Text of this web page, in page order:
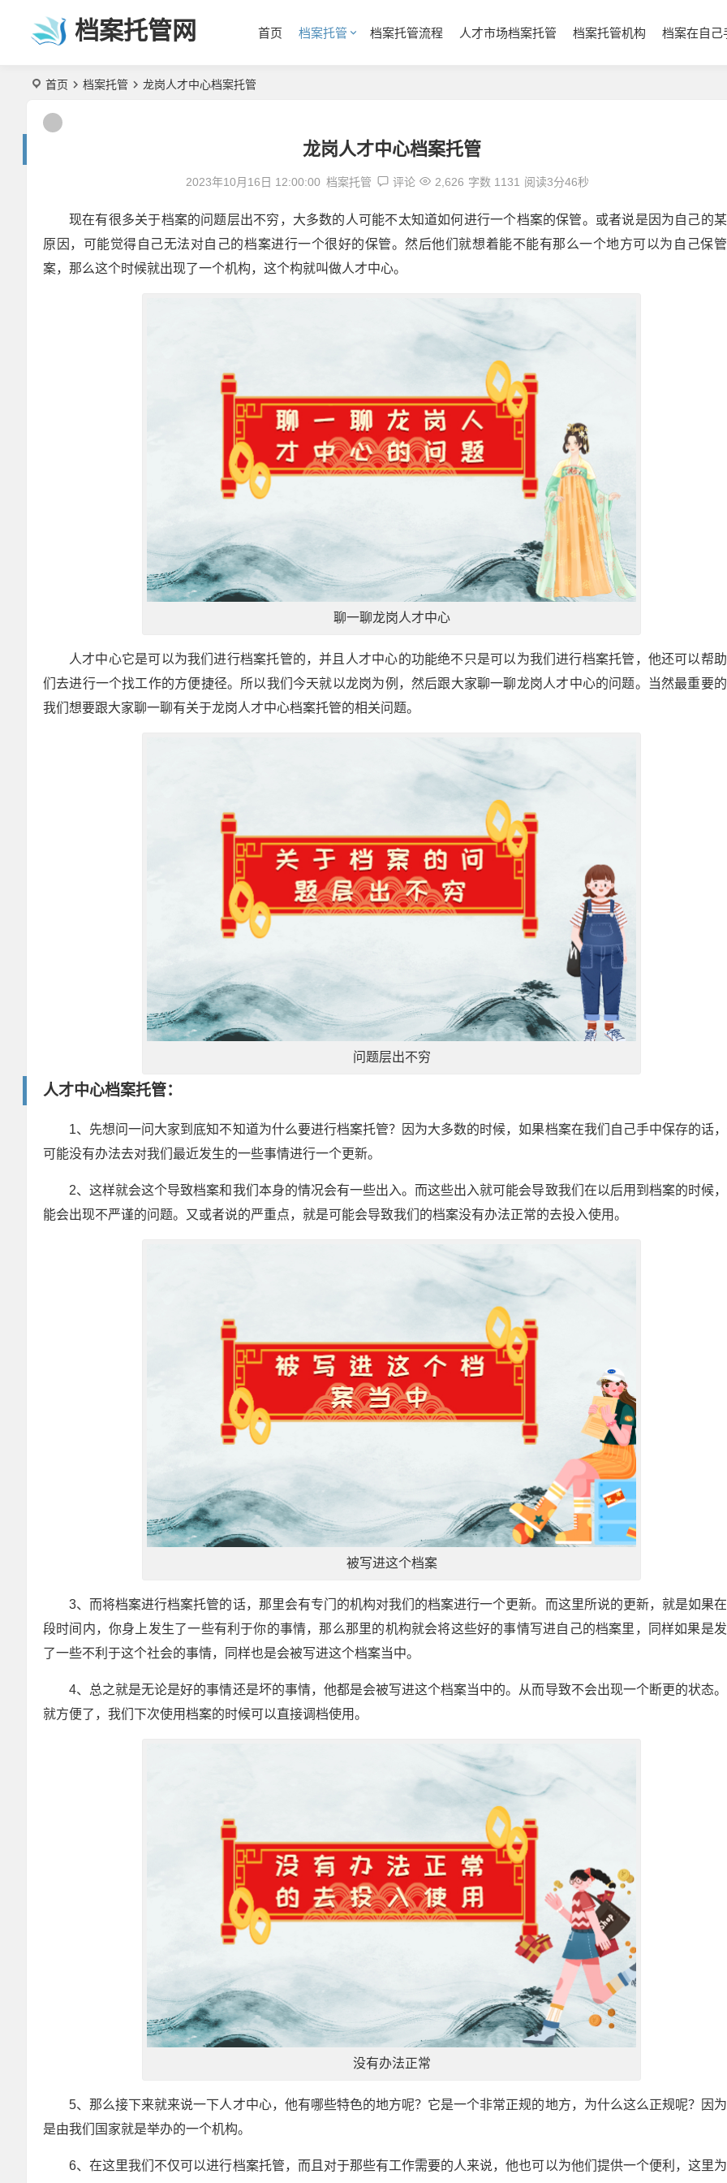
档案托管网 首页 档案托管 档案托管流程 人才市场档案托管 档案托管机构 档案在自己
首页 档案托管 龙岗人才中心档案托管
龙岗人才中心档案托管
2023年10月16日 12:00:00 档案托管 评论 2,626 字数 1131 阅读3分46秒
现在有很多关于档案的问题层出不穷，大多数的人可能不太知道如何进行一个档案的保管。或者说是因为自己的
原因，可能觉得自己无法对自己的档案进行一个很好的保管。然后他们就想着能不能有那么一个地方可以为自己保
案，那么这个时候就出现了一个机构，这个构就叫做人才中心。
聊一聊龙岗人才中心
人才中心它是可以为我们进行档案托管的，并且人才中心的功能绝不只是可以为我们进行档案托管，他还可以帮
们去进行一个找工作的方便捷径。所以我们今天就以龙岗为例，然后跟大家聊一聊龙岗人才中心的问题。当然最重要
我们想要跟大家聊一聊有关于龙岗人才中心档案托管的相关问题。
问题层出不穷
人才中心档案托管：
1、先想问一问大家到底知不知道为什么要进行档案托管？因为大多数的时候，如果档案在我们自己手中保存的话
可能没有办法去对我们最近发生的一些事情进行一个更新。
2、这样就会这个导致档案和我们本身的情况会有一些出入。而这些出入就可能会导致我们在以后用到档案的时候
能会出现不严谨的问题。又或者说的严重点，就是可能会导致我们的档案没有办法正常的去投入使用。
被写进这个档案
3、而将档案进行档案托管的话，那里会有专门的机构对我们的档案进行一个更新。而这里所说的更新，就是如果
段时间内，你身上发生了一些有利于你的事情，那么那里的机构就会将这些好的事情写进自己的档案里，同样如果是
了一些不利于这个社会的事情，同样也是会被写进这个档案当中。
4、总之就是无论是好的事情还是坏的事情，他都是会被写进这个档案当中的。从而导致不会出现一个断更的状态
就方便了，我们下次使用档案的时候可以直接调档使用。
没有办法正常
5、那么接下来就来说一下人才中心，他有哪些特色的地方呢？它是一个非常正规的地方，为什么这么正规呢？因
是由我们国家就是举办的一个机构。
6、在这里我们不仅可以进行档案托管，而且对于那些有工作需要的人来说，他也可以为他们提供一个便利，这里